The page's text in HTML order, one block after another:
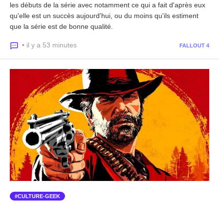
les débuts de la série avec notamment ce qui a fait d'après eux
qu'elle est un succès aujourd'hui, ou du moins qu'ils estiment
que la série est de bonne qualité.
• il y a 53 minutes FALLOUT 4
CULTURE-GEEK